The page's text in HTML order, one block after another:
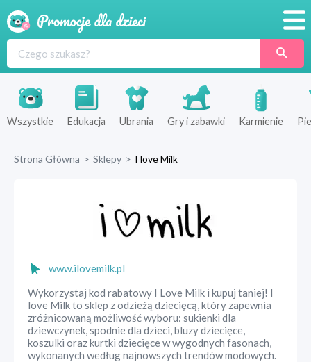
Produkty
Sklepy
Wszystkie Edukacja Ubrania Gry i zabawki Karmienie
Strona Główna > Sklepy > I love Milk
www.ilovemilk.pl
Wykorzystaj kod rabatowy I Love Milk i kupuj taniej! I
love Milk to sklep z odzieżą dziecięcą, który zapewnia
zróżnicowaną możliwość wyboru: sukienki dla
dziewczynek, spodnie dla dzieci, bluzy dziecięce,
koszulki oraz kurtki dziecięce w wygodnych fasonach,
wykonanych według najnowszych trendów modowych.